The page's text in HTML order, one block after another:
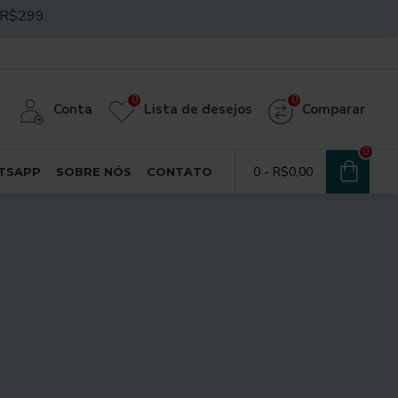
Conta Lista de desejos
0
Comparar
0
SOBRE NÓS CONTATO 0 - R$0,00
0